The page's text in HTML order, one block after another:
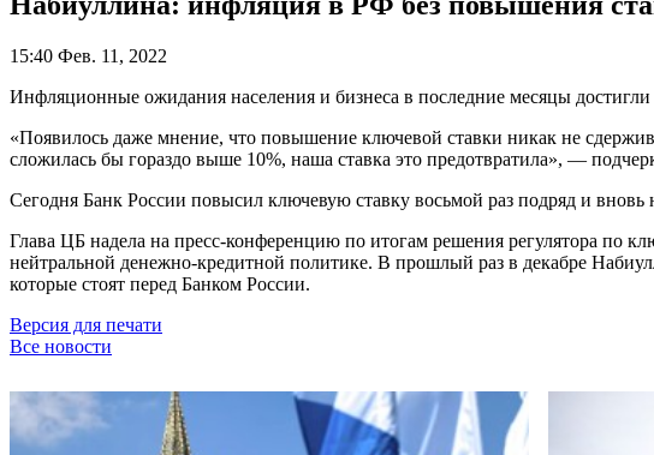
15:40 Фев. 11, 2022
Инфляционные ожидания населения и бизнеса в последние месяцы
«Появилось даже мнение, что повышение ключевой ставки никак не
сложилась бы гораздо выше 10%, наша ставка это предотвратила», —
Сегодня Банк России повысил ключевую ставку восьмой раз подряд и
Глава ЦБ надела на пресс-конференцию по итогам решения регулятора по
нейтральной денежно-кредитной политике. В прошлый раз в декабре
которые стоят перед Банком России.
Версия для печати
Все новости